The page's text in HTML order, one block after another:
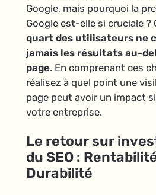
Google, mais pourquoi la
Google est-elle si cruciale ?
quart des utilisateurs ne
jamais les résultats au-
page. En comprenant ces
réalisez à quel point une
page peut avoir un impact
votre entreprise.
Le retour sur
du SEO :
Durabilité